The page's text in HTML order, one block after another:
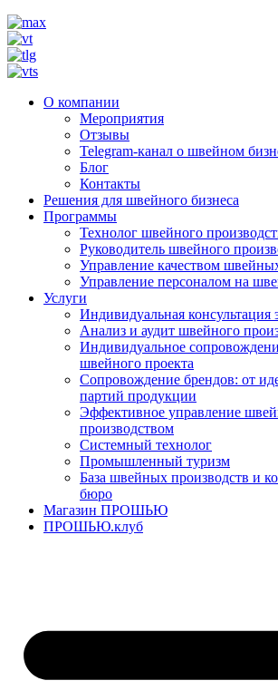
О компании
Мероприятия
Отзывы
Telegram-канал о швейном
Блог
Контакты
Решения для швейного бизнеса
Программы
Технолог швейного
Руководитель швейного
Управление качеством
Управление персоналом на
Услуги
Индивидуальная консультация
Анализ и аудит швейного
Индивидуальное
швейного проекта
Сопровождение брендов: от
партий продукции
Эффективное управление
производством
Системный технолог
Промышленный туризм
База швейных производств и
бюро
Магазин ПРОШЬЮ
ПРОШЬЮ.клуб